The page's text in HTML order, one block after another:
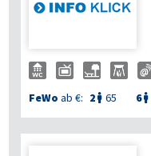
FeWo ab €: 2  65 6